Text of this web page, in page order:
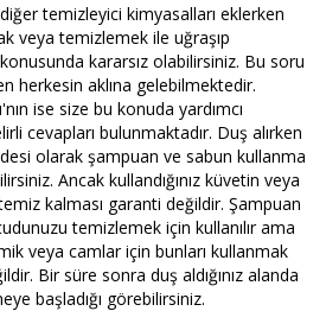
temizleyici kimyasalları eklerken
veya temizlemek ile uğraşıp
kararsız olabilirsiniz. Bu soru
herkesin aklına gelebilmektedir.
ise size bu konuda yardımcı
cevapları bulunmaktadır. Duş alırken
olarak şampuan ve sabun kullanma
Ancak kullandığınız küvetin veya
kalması garanti değildir. Şampuan
temizlemek için kullanılır ama
veya camlar için bunları kullanmak
Bir süre sonra duş aldığınız alanda
başladığı görebilirsiniz.